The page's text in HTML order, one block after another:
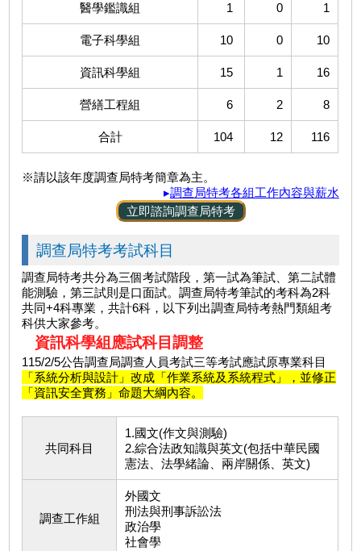
醫學鑑識組 1 0 1
電子科學組 10 0 10
資訊科學組 15 1 16
營繕工程組 6 2 8
合計 104 12 116
※請以該年度調查局特考簡章為主。
▸調查局特考各組工作內容與薪水
立即諮詢調查局特考
調查局特考考試科目
調查局特考共分為三個考試階段，第一試為筆試、第二試體
能測驗，第三試則是口面試。調查局特考筆試的考科為2科
共同+4科專業，共計6科，以下列出調查局特考熱門類組考
科供大家參考。
資訊科學組應試科目調整
115/2/5公告調查局調查人員考試三等考試應試原專業科目
「系統分析與設計」改成「作業系統及系統程式」，並修正
「資訊安全實務」命題大綱內容。
共同科目
1.國文(作文與測驗)
2.綜合法政知識與英文(包括中華民國
憲法、法學緒論、兩岸關係、英文)
調查工作組
外國文
刑法與刑事訴訟法
政治學
社會學